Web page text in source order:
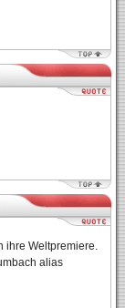
ihre Weltpremiere.
alias